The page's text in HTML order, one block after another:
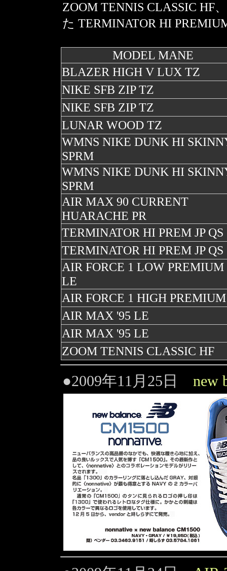
ZOOM TENNIS CLASSIC HF
た TERMINATOR HI
MODEL MANE
BLAZER HIGH V LUX TZ
NIKE SFB ZIP TZ
NIKE SFB ZIP TZ
LUNAR WOOD TZ
WMNS NIKE DUNK HI
SPRM
WMNS NIKE DUNK HI
SPRM
AIR MAX 90 CURRENT
HUARACHE PR
TERMINATOR HI PREM JP QS
TERMINATOR HI PREM JP QS
AIR FORCE 1 LOW PREMIUM
LE
AIR FORCE 1 HIGH
AIR MAX '95 LE
AIR MAX '95 LE
ZOOM TENNIS CLASSIC HF
●2009年11月25日 new